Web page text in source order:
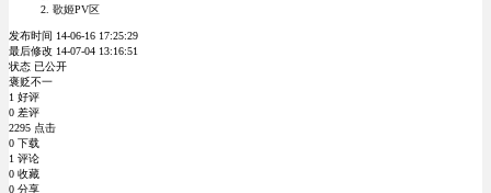
歌姬PV区
发布时间 14-06-16 17:25:29
最后修改 14-07-04 13:16:51
状态 已公开
褒贬不一
1 好评
0 差评
2295 点击
0 下载
1 评论
0 收藏
0 分享